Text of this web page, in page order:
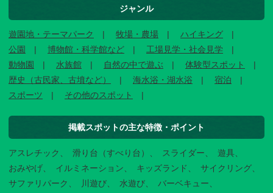
ジャンル
遊園地・テーマパーク 牧場・農場
ハイキング
公園
博物館・科学館など
工場見学・社会見学
動物園
水族館 自然の中で遊ぶ
体験型スポット
歴史（古民家、古墳など）
海水浴・湖水浴
宿泊
スポーツ
その他のスポット
掲載スポットの主な特徴・ポイント
アスレチック 滑り台（すべり台） スライダー
遊具
おみやげ
イルミネーション キッズランド
サイクリング
サファリパーク
川遊び 水遊び
バーベキュー